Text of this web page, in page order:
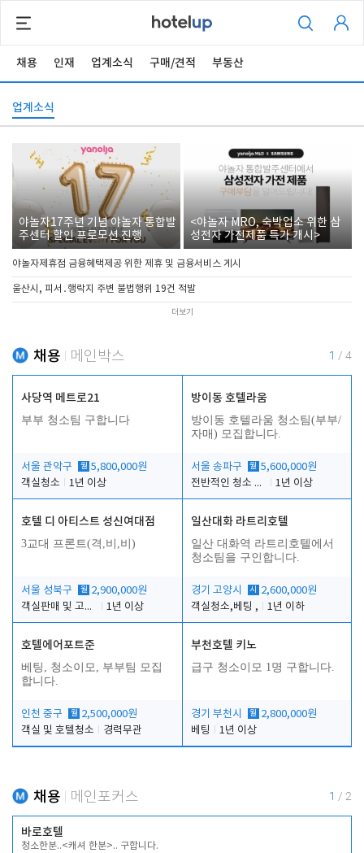
채용 인재 업계소식 구매/견적 부동산
업계소식
야놀자17주년 기념 야놀자 통합발
주센터 할인 프로모션 진행
<야놀자 MRO, 숙박업소 위한 삼
성전자 가전제품 특가 개시>
야놀자제휴점 금융혜택제공 위한 제휴 및 금융서비스 게시
울산시, 피서․행락지 주변 불법행위 19건 적발
더보기
채용 메인박스 1 / 4
사당역 메트로21
부부 청소팀 구합니다
서울 관악구 월 5,800,000원
객실청소
1년 이상
방이동 호텔라움
방이동 호텔라움 청소팀(부부/
자매) 모집합니다.
서울 송파구 월 5,600,000원
전반적인 청소 업무(객실청소.객실정리)
1년 이상
호텔 디 아티스트 성신여대점
3교대 프론트(격,비,비)
서울 성북구 월 2,900,000원
객실판매 및 고객응대
1년 이상
일산대화 라트리호텔
일산 대화역 라트리호텔에서
청소팀을 구인합니다.
경기 고양시 시
2,600,000원
객실청소,베팅 ,
1년 이하
호텔에어포트준
베팅, 청소이모, 부부팀 모집
합니다.
인천 중구 월 2,500,000원
객실 및 호텔청소
경력무관
부천호텔 키노
급구 청소이모 1명 구합니다.
경기 부천시 월 2,800,000원
베팅
1년 이상
채용 메인포커스 1 / 2
바로호텔
청소한분..<캐셔 한분>.. 구합니다.